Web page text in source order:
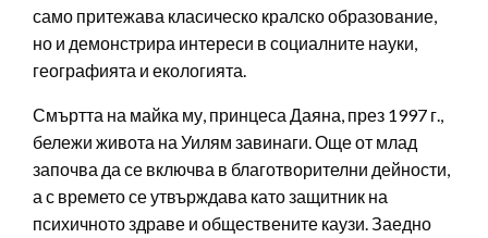
само притежава класическо кралско образование,
но и демонстрира интереси в социалните науки,
географията и екологията.
Смъртта на майка му, принцеса Даяна, през 1997 г.,
бележи живота на Уилям завинаги. Още от млад
започва да се включва в благотворителни дейности,
а с времето се утвърждава като защитник на
психичното здраве и обществените каузи. Заедно